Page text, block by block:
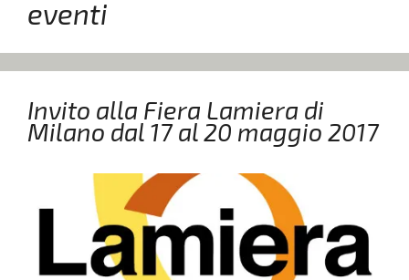
eventi
Invito alla Fiera Lamiera di
Milano dal 17 al 20 maggio 2017